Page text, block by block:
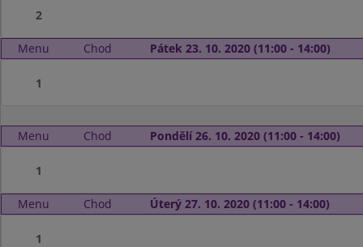
2
Menu Chod Pátek 23. 10. 2020 (11:00 - 14:00)
1
Menu Chod Pondělí 26. 10. 2020 (11:00 - 14:00)
1
Menu Chod Úterý 27. 10. 2020 (11:00 - 14:00)
1